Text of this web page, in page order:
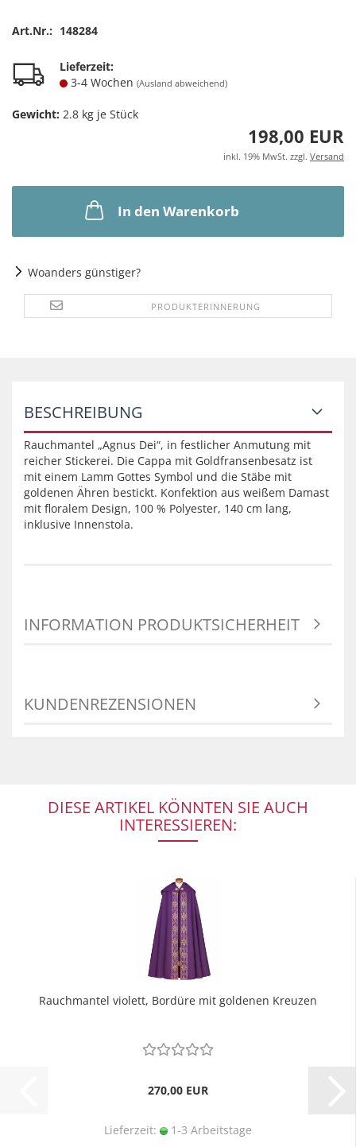
Art.Nr.: 148284
Lieferzeit:
3-4 Wochen (Ausland abweichend)
Gewicht: 2.8 kg je Stück
198,00 EUR
inkl. 19% MwSt. zzgl. Versand
In den Warenkorb
Woanders günstiger?
PRODUKTERINNERUNG
BESCHREIBUNG
Rauchmantel „Agnus Dei“, in festlicher Anmutung mit
reicher Stickerei. Die Cappa mit Goldfransenbesatz ist
mit einem Lamm Gottes Symbol und die Stäbe mit
goldenen Ähren bestickt. Konfektion aus weißem Damast
mit floralem Design, 100 % Polyester, 140 cm lang,
inklusive Innenstola.
INFORMATION PRODUKTSICHERHEIT
KUNDENREZENSIONEN
DIESE ARTIKEL KÖNNTEN SIE AUCH
INTERESSIEREN:
Rauchmantel violett, Bordüre mit goldenen Kreuzen
270,00 EUR
Lieferzeit: 1-3 Arbeitstage